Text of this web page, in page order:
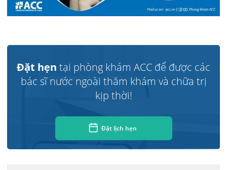
Đặt hẹn tại phòng khám ACC để được các
bác sĩ nước ngoài thăm khám và chữa trị
kịp thời!
Đặt lịch hẹn